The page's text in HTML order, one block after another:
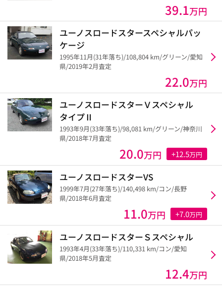
39.1万円
ユーノスロードスタースペシャルパッ
ケージ
1995年11月(31年落ち)/108,804 km/グリーン/愛知
県/2019年2月査定
22.0万円
ユーノスロードスターＶスペシャル
タイプⅡ
1993年9月(33年落ち)/98,081 km/グリーン/神奈川
県/2018年7月査定
20.0万円 +12.5万円
ユーノスロードスターVS
1999年7月(27年落ち)/140,498 km/コン/長野
県/2018年6月査定
11.0万円 +7.0万円
ユーノスロードスターＳスペシャル
1993年4月(33年落ち)/110,331 km/コン/愛知
県/2018年5月査定
12.4万円